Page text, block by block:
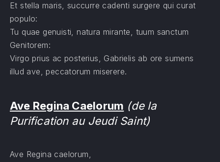
Et stella maris, succurre cadenti surgere qui curat
populo:
Tu quae genuisti, natura mirante, tuum sanctum
Genitorem:
Virgo prius ac posterius, Gabrielis ab ore sumens
illud ave, peccatorum miserere.
Ave Regina Caelorum (de la
Purification au Jeudi Saint)
Ave Regina caelorum,